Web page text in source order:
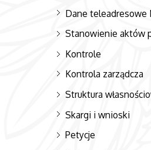
Dane teleadresowe
Stanowienie aktów
Kontrole
Kontrola zarządcza
Struktura
Skargi i wnioski
Petycje